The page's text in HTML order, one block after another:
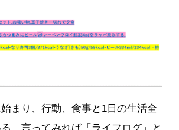
まり、行動、食事と1日の生活全